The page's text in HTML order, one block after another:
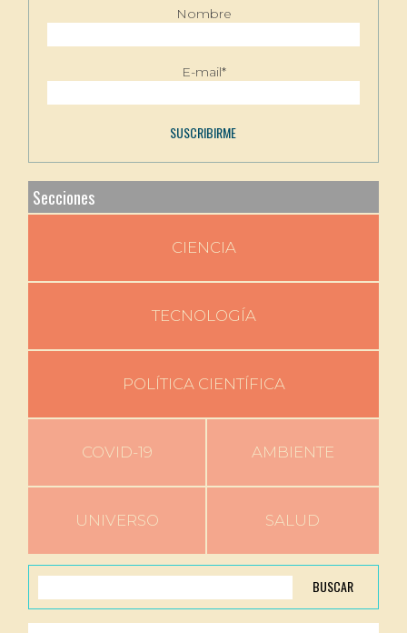
Nombre
E-mail*
Secciones
CIENCIA
TECNOLOGÍA
POLÍTICA CIENTÍFICA
COVID-19 AMBIENTE
UNIVERSO SALUD
BUSCAR